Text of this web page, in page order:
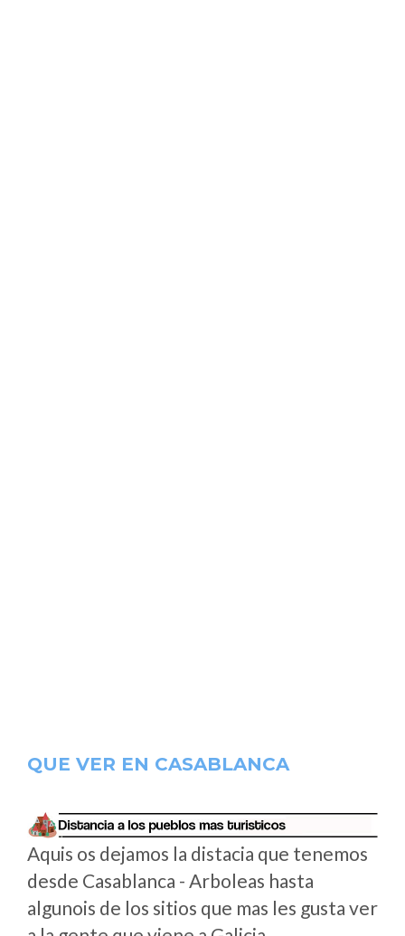
QUE VER EN CASABLANCA
Aquis os dejamos la distacia que tenemos
desde Casablanca - Arboleas hasta
algunois de los sitios que mas les gusta ver